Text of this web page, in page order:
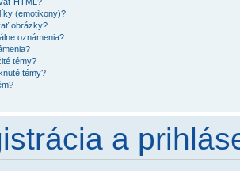
(emotikony)?
obrázky?
oznámenia?
témy?
témy?
a